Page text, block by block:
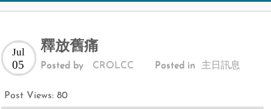
釋放舊痛
Jul
05 Posted by CROLCC Posted in 主日訊息
Post Views: 80